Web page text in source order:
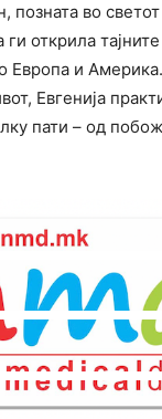
позната во
открила тајните
Европа и
Евгенија
пати – од